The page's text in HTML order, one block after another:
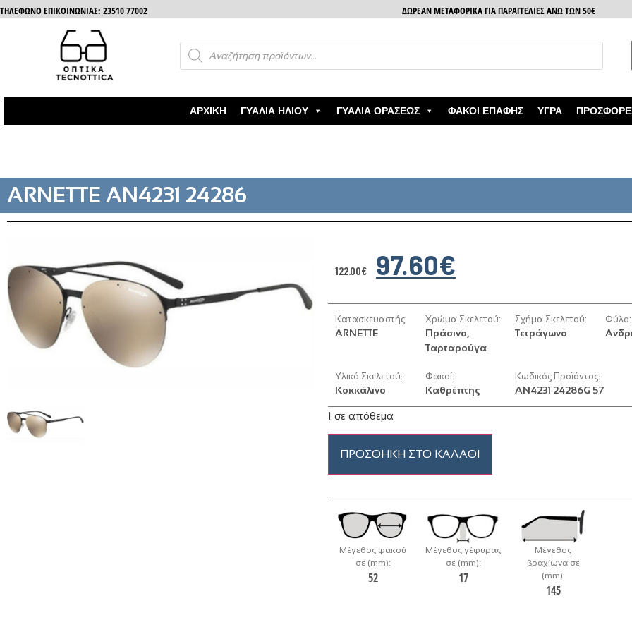
ΤΗΛΈΦΩΝΟ ΕΠΙΚΟΙΝΩΝΊΑΣ: 23510 77002 ΔΩΡΕΑΝ ΜΕΤΑΦΟΡΙΚΑ ΓΙΑ ΠΑΡΑΓΓΕΛΙΕΣ ΑΝΩ ΤΩΝ 50€
ΑΡΧΙΚΉ ΓΥΑΛΙΆ ΗΛΊΟΥ ΓΥΑΛΙΆ ΟΡΆΣΕΩΣ ΦΑΚΟΊ ΕΠΑΦΉΣ ΥΓΡΆ
ARNETTE AN4231 24286
122.00€ 97.60€
Κατασκευαστής:
ARNETTE
Χρώμα Σκελετού:
Πράσινο,
Ταρταρούγα
Σχήμα Σκελετού:
Τετράγωνο
Φύλο:
Υλικό Σκελετού:
Κοκκάλινο
Φακοί:
Καθρέπτης
Κωδικός Προϊόντος:
AN4231 24286G 57
1 σε απόθεμα
ΠΡΟΣΘΉΚΗ ΣΤΟ ΚΑΛΆΘΙ
Μέγεθος φακού
σε (mm):
52
Μέγεθος γέφυρας
σε (mm):
17
Μέγεθος
βραχίωνα σε
(mm):
145